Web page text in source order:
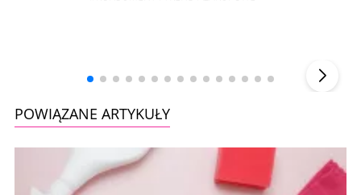
POWIĄZANE ARTYKUŁY